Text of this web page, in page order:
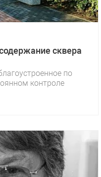
сквера
по
контроле